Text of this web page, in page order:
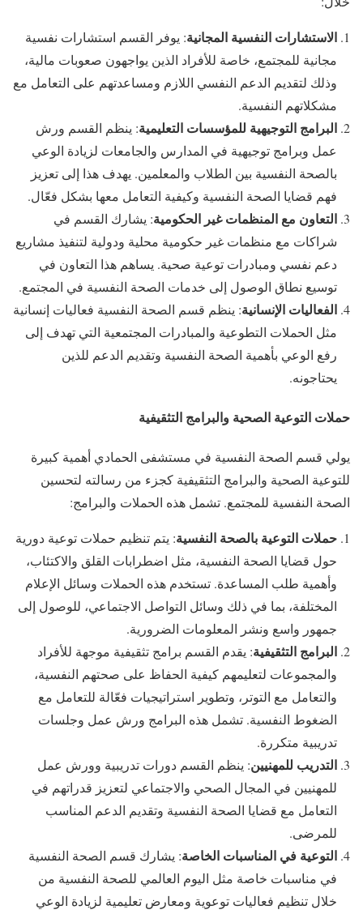
الاستشارات النفسية المجانية: يوفر القسم استشارات نفسية
مجانية للمجتمع، خاصة للأفراد الذين يواجهون صعوبات مالية،
وذلك لتقديم الدعم النفسي اللازم ومساعدتهم على التعامل مع
مشكلاتهم النفسية.
البرامج التوجيهية للمؤسسات التعليمية: ينظم القسم ورش
عمل وبرامج توجيهية في المدارس والجامعات لزيادة الوعي
بالصحة النفسية بين الطلاب والمعلمين. يهدف هذا إلى تعزيز
فهم قضايا الصحة النفسية وكيفية التعامل معها بشكل فعّال.
التعاون مع المنظمات غير الحكومية: يشارك القسم في
شراكات مع منظمات غير حكومية محلية ودولية لتنفيذ مشاريع
دعم نفسي ومبادرات توعية صحية. يساهم هذا التعاون في
توسيع نطاق الوصول إلى خدمات الصحة النفسية في المجتمع.
الفعاليات الإنسانية: ينظم قسم الصحة النفسية فعاليات إنسانية
مثل الحملات التطوعية والمبادرات المجتمعية التي تهدف إلى
رفع الوعي بأهمية الصحة النفسية وتقديم الدعم للذين
يحتاجونه.
حملات التوعية الصحية والبرامج التثقيفية
يولي قسم الصحة النفسية في مستشفى الحمادي أهمية كبيرة
للتوعية الصحية والبرامج التثقيفية كجزء من رسالته لتحسين
الصحة النفسية للمجتمع. تشمل هذه الحملات والبرامج:
حملات التوعية بالصحة النفسية: يتم تنظيم حملات توعية دورية
حول قضايا الصحة النفسية، مثل اضطرابات القلق والاكتئاب،
وأهمية طلب المساعدة. تستخدم هذه الحملات وسائل الإعلام
المختلفة، بما في ذلك وسائل التواصل الاجتماعي، للوصول إلى
جمهور واسع ونشر المعلومات الضرورية.
البرامج التثقيفية: يقدم القسم برامج تثقيفية موجهة للأفراد
والمجموعات لتعليمهم كيفية الحفاظ على صحتهم النفسية،
والتعامل مع التوتر، وتطوير استراتيجيات فعّالة للتعامل مع
الضغوط النفسية. تشمل هذه البرامج ورش عمل وجلسات
تدريبية متكررة.
التدريب للمهنيين: ينظم القسم دورات تدريبية وورش عمل
للمهنيين في المجال الصحي والاجتماعي لتعزيز قدراتهم في
التعامل مع قضايا الصحة النفسية وتقديم الدعم المناسب
للمرضى.
التوعية في المناسبات الخاصة: يشارك قسم الصحة النفسية
في مناسبات خاصة مثل اليوم العالمي للصحة النفسية من
خلال تنظيم فعاليات توعوية ومعارض تعليمية لزيادة الوعي